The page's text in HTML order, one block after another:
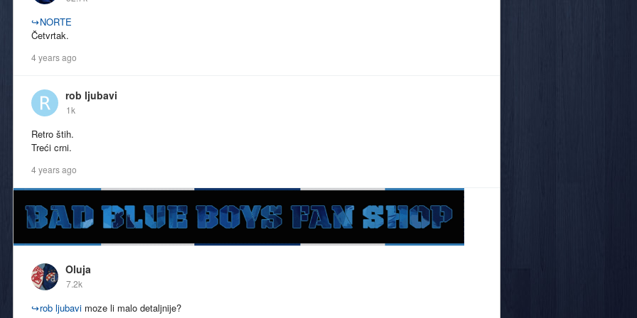
↪NORTE
Četvrtak.
4 years ago
rob ljubavi
1k
Retro štih.
Treći crni.
4 years ago
Oluja
7.2k
↪rob ljubavi moze li malo detaljnije?